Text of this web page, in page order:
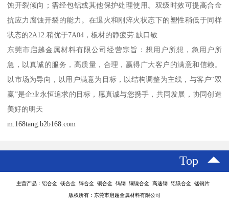
蚀开裂倾向；需经包铝或其他保护处理使用。双级时效可提高合金
抗应力腐蚀开裂的能力。在退火和刚淬火状态下的塑性稍低于同样
状态的2A12.稍优于7A04，板材的静疲劳.缺口敏
东莞市启越金属材料有限公司经营宗旨：想用户所想，急用户所
急，以真诚的服务，高质量，合理，赢得广大客户的满意和信赖。
以市场为导向，以用户满意为目标，以结构调整为主线，与客户“双
赢”是企业永恒追求的目标，愿真诚与您携手，共同发展，协同创造
美好的明天
m.168tang.b2b168.com
Top
主营产品：铝合金 镁合金 锌合金 铜合金 钨钢 铜镍合金 高速钢 铝镁合金 锰钢片
版权所有：东莞市启越金属材料有限公司